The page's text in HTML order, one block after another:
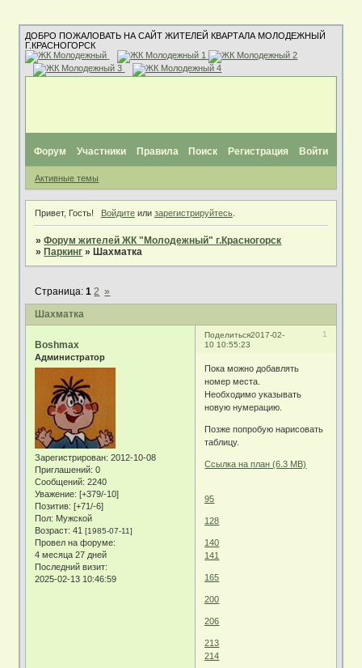
ДОБРО ПОЖАЛОВАТЬ НА САЙТ ЖИТЕЛЕЙ КВАРТАЛА МОЛОДЕЖНЫЙ
Г.КРАСНОГОРСК
Форум Участники Правила Поиск Регистрация Войти
Активные темы
Привет, Гость! Войдитеили зарегистрируйтесь.
»Форум жителей ЖК "Молодежный" г.Красногорск
» Паркинг » Шахматка
Шахматка
Страница:1 2 »
Поделиться 1
2017-02-
10 10:55:23
Boshmax
Администратор
Зарегистрирован: 2012-10-08
Приглашений: 0
Сообщений: 2240
Уважение: [+379/-10]
Позитив: [+71/-6]
Пол: Мужской
Возраст: 41[1985-07-11]
Провел на форуме:
4 месяца 27 дней
Последний визит:
2025-02-13 10:46:59
Пока можно добавлять
номер места.
Необходимо указывать
новую нумерацию.
Позже попробую нарисовать
таблицу.
Ссылка на план (6.3 MB)
95
128
140
141
165
200
206
213
214